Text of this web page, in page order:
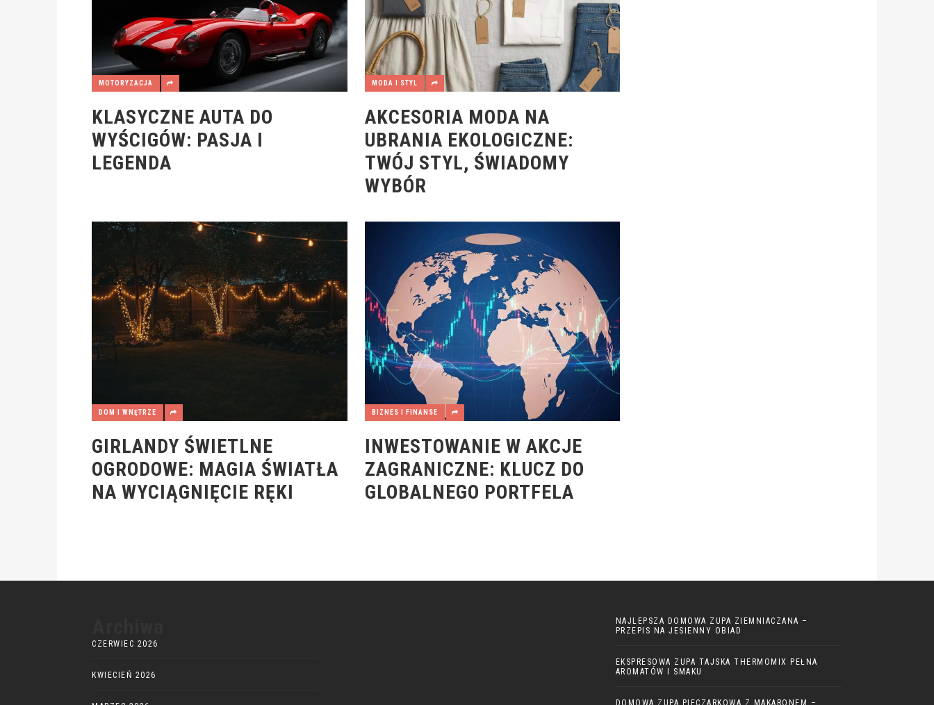
MOTORYZACJA
KLASYCZNE AUTA DO
WYŚCIGÓW: PASJA I
LEGENDA
MODA I STYL
AKCESORIA MODA NA
UBRANIA EKOLOGICZNE:
TWÓJ STYL, ŚWIADOMY
WYBÓR
DOM I WNĘTRZE
GIRLANDY ŚWIETLNE
OGRODOWE: MAGIA ŚWIATŁA
NA WYCIĄGNIĘCIE RĘKI
BIZNES I FINANSE
INWESTOWANIE W AKCJE
ZAGRANICZNE: KLUCZ DO
GLOBALNEGO PORTFELA
CZERWIEC 2026
KWIECIEŃ 2026
NAJLEPSZA DOMOWA ZUPA ZIEMNIACZANA –
PRZEPIS NA JESIENNY OBIAD
EKSPRESOWA ZUPA TAJSKA THERMOMIX PEŁNA
AROMATÓW I SMAKU